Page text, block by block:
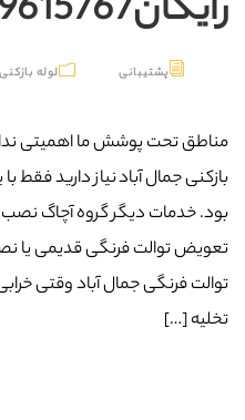
رایگان09129615767
پشتیبانی لوله
مناطق تحت پوشش ما اهمیتی
بازکنی جمال آباد نیاز دارید
بود. خدمات دیگر گروه آچاگ نصب
تعویض توالت فرنگی قدیمی یا
توالت فرنگی جمال آباد وقتی
تخلیه […]